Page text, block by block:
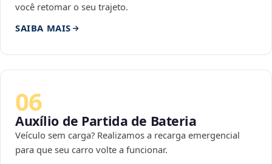
você retomar o seu trajeto.
SAIBA MAIS
06
Auxílio de Partida de Bateria
Veículo sem carga? Realizamos a recarga emergencial
para que seu carro volte a funcionar.